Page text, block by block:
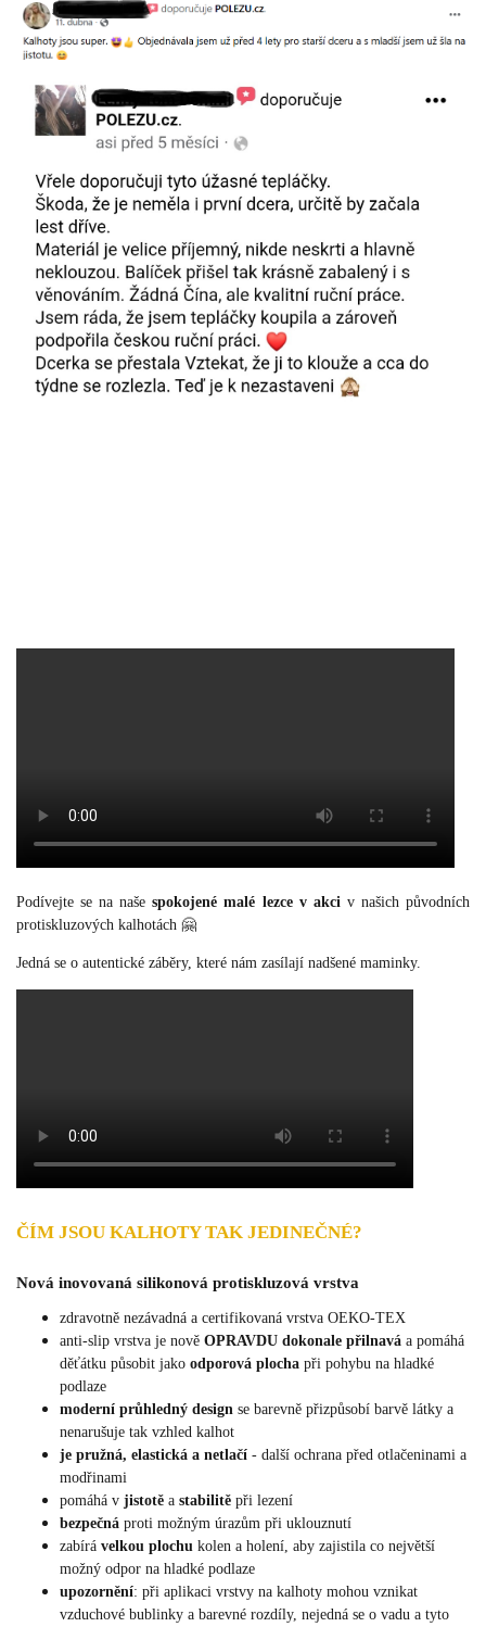
Podívejte se na našespokojené malé lezce v akciv našich původních
protiskluzových kalhotách 🤗
Jedná se o autentické záběry, které nám zasílají nadšené maminky.
ČÍM JSOU KALHOTY TAK JEDINEČNÉ?
Nová inovovaná silikonová protiskluzová vrstva
zdravotně nezávadná a certifikovaná vrstva OEKO-TEX
anti-slip vrstva je nově OPRAVDU dokonale přilnavá a pomáhá
děťátku působit jako odporová plocha při pohybu na hladké
podlaze
moderní průhledný design se barevně přizpůsobí barvě látky a
nenarušuje tak vzhled kalhot
je pružná, elastická a netlačí - další ochrana před otlačeninami a
modřinami
pomáhá v jistotě a stabilitě při lezení
bezpečná proti možným úrazům při uklouznutí
zabírá velkou plochu kolen a holení, aby zajistila co největší
možný odpor na hladké podlaze
upozornění: při aplikaci vrstvy na kalhoty mohou vznikat
vzduchové bublinky a barevné rozdíly, nejedná se o vadu a tyto